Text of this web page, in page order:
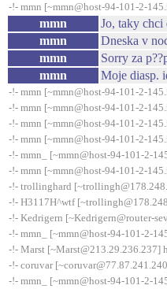
-!- mmn [~mmn@host-94-101-2-
mmn Jo, taky chci
mmn
Dneska v
mmn
Sorry za
mmn
Moje diasp.
-!- mmn [~mmn@host-94-101-2-
-!- mmn [~mmn@host-94-101-2-
-!- mmn [~mmn@host-94-101-2-
-!- mmn [~mmn@host-94-101-2-
-!- mmn_ [~mmn@host-94-101-2-
-!- mmn [~mmn@host-94-101-2-
-!- trollinghard
-!- H3117H^wtf
-!- Kedrigern [~Kedrigern@router-
-!- mmn_ [~mmn@host-94-101-2-
-!- Marst [~Marst@213.29.236.237]
-!- coruvar
-!- mmn_ [~mmn@host-94-101-2-